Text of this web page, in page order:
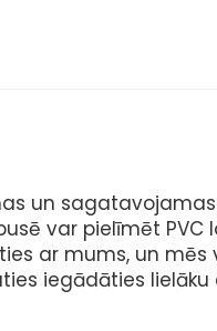
un
var pielīmēt
ar mums, un mēs
iegādāties